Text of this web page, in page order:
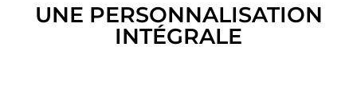
UNE PERSONNALISATION
INTÉGRALE